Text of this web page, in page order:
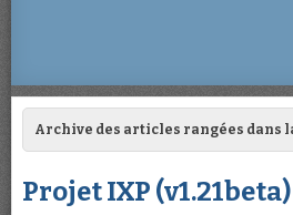
Archive des articles rangées dans
Projet IXP